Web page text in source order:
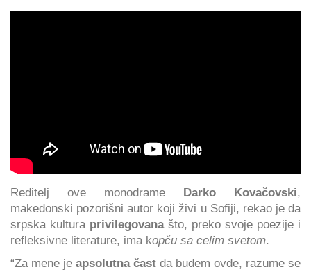
Reditelj ove monodrame Darko Kovačovski,
makedonski pozorišni autor koji živi u Sofiji, rekao je da
srpska kultura privilegovanašto, preko svoje poezije i
refleksivne literature, ima kopču sa celim svetom.
“Za mene je apsolutna čast da budem ovde, razume se